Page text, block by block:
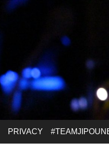
PRIVACY